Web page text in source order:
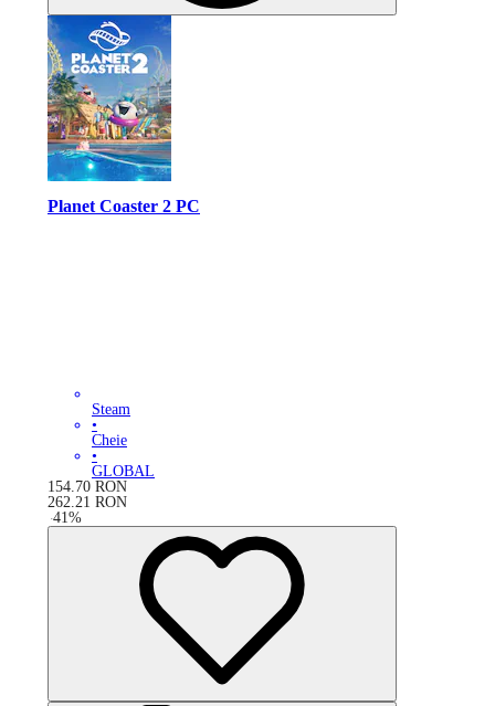
Planet Coaster 2 PC
Steam
•
Cheie
•
GLOBAL
154.70 RON
262.21 RON
-41 %